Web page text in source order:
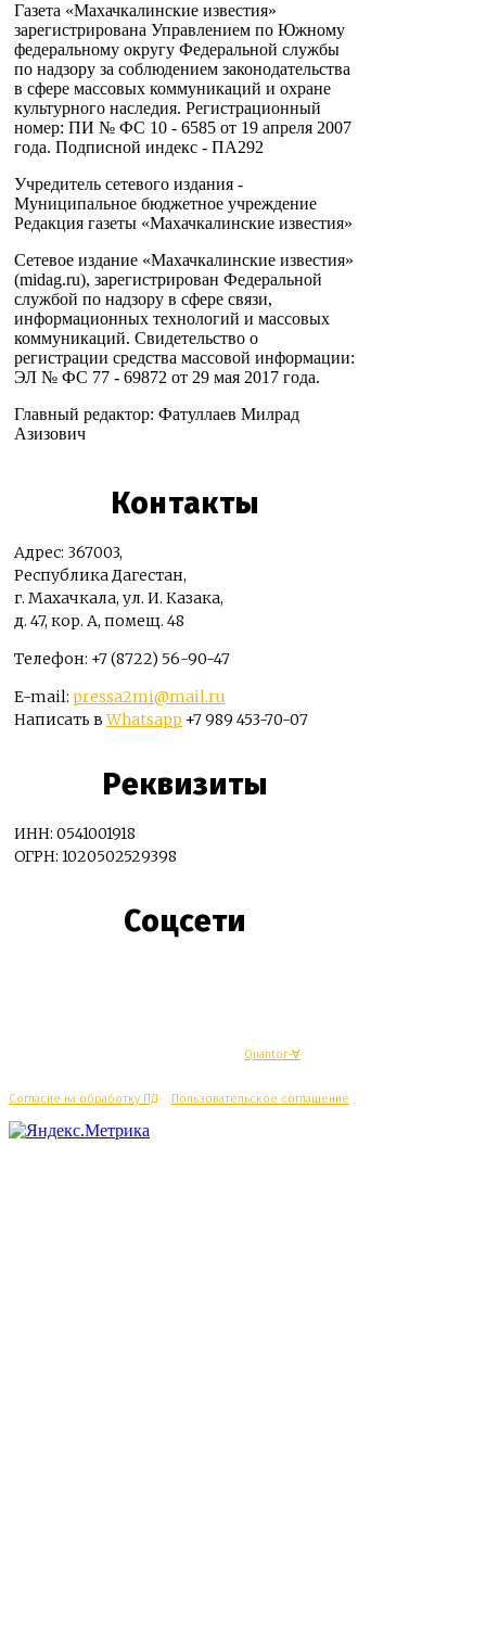
Газета «Махачкалинские известия»
зарегистрирована Управлением по Южному
федеральному округу Федеральной службы
по надзору за соблюдением законодательства
в сфере массовых коммуникаций и охране
культурного наследия. Регистрационный
номер: ПИ № ФС 10 - 6585 от 19 апреля 2007
года. Подписной индекс - ПА292
Учредитель сетевого издания -
Муниципальное бюджетное учреждение
Редакция газеты «Махачкалинские известия»
Сетевое издание «Махачкалинские известия»
(midag.ru), зарегистрирован Федеральной
службой по надзору в сфере связи,
информационных технологий и массовых
коммуникаций. Свидетельство о
регистрации средства массовой информации:
ЭЛ № ФС 77 - 69872 от 29 мая 2017 года.
Главный редактор: Фатуллаев Милрад
Азизович
Контакты
Адрес: 367003,
Республика Дагестан,
г. Махачкала, ул. И. Казака,
д. 47, кор. А, помещ. 48
Телефон: +7 (8722) 56-90-47
E-mail: pressa2mi@mail.ru
Написать вWhatsapp +7 989 453-70-07
Реквизиты
ИНН: 0541001918
ОГРН: 1020502529398
Соцсети
Quantor-∀
Согласие на обработку ПД Пользовательское соглашение